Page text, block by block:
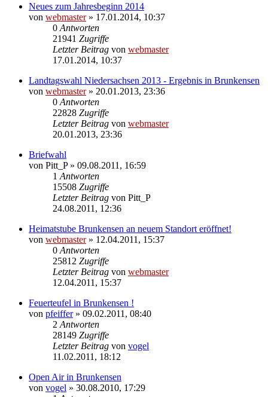
Neues zum Jahresbeginn 2014
von webmaster» 17.01.2014, 10:37
0 Antworten
21941 Zugriffe
Letzter Beitrag von webmaster
17.01.2014, 10:37
Landtagswahl Niedersachsen 2013 - Ergebnis in Brunkensen
von webmaster» 20.01.2013, 23:36
0 Antworten
22828 Zugriffe
Letzter Beitrag von webmaster
20.01.2013, 23:36
Briefwahl
von Pitt_P» 09.08.2011, 16:59
1 Antworten
15508 Zugriffe
Letzter Beitrag von Pitt_P
24.08.2011, 12:36
Heimatstube Brunkensen an neuem Standort eröffnet!
von webmaster» 12.04.2011, 15:37
0 Antworten
25812 Zugriffe
Letzter Beitrag von webmaster
12.04.2011, 15:37
Feuerteufel in Brunkensen !
von pfeiffer» 09.02.2011, 08:40
2 Antworten
28149 Zugriffe
Letzter Beitrag von vogel
11.02.2011, 18:12
Open Air in Brunkensen
von vogel » 30.08.2010, 17:29